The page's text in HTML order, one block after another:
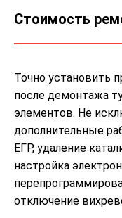
Стоимость
Точно установить
после демонтажа
элементов. Не
дополнительные
ЕГР, удаление
настройка
отключение